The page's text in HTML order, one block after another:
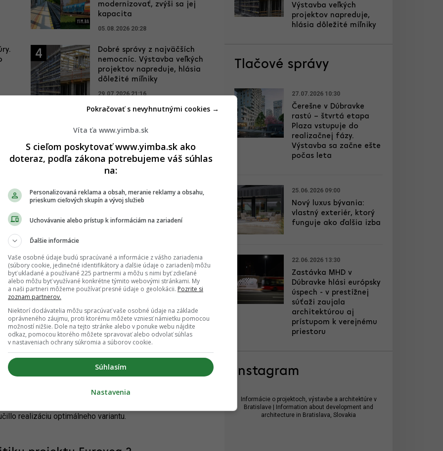
modernizovať, zvýši sa jej
kapacita
05.08.2026 20:28
4
Dobré správy z najväčších
nemocníc. Výstavba veľkých
projektov napreduje, hlásia
dôležité míľniky
29.07.2026 21:16
Nivy Tower presiahol polovicu
Stanice Nivy a súvisiacej výškovej budovy Nivy Tower,
mení nielen lokalitu Nív, ale aj panorámu celého mesta. Už
stanica, veža je už za polovicou konečnej výšky
šate
komplexu Twin City Tower a sprístupňujú sa
príjemného verejného priestranstva.
kontroverzných bratislavských projektov, Green Park, sa
stanovisko Ministerstva životného prostredia, ktoré
realizáciu optimálneho variantu.
Výstavba veľkých
projektov napreduje,
hlásia dôležité míľniky
Tlačové správy
27.07.2026 10:30
Čerešne v Dúbravke
rastú – štvrtá etapa
Plaza vstupuje do
realizačnej fázy.
Výstavba sa začne ešte
počas leta
25.06.2026 09:00
Nový luxus bývania:
vlastný exteriér, ktorý
funguje ako ďalšia izba
22.06.2026 13:30
Zastávka MHD v
Dúbravke hlási európsky
úspech - v prestížnej
súťaži zaujala
architektúrou aj
prístupom k verejnému
priestoru
Instagram
Informácie o projektoch, výstavbe a architektúre v
Bratislave | Information about development and
architecture in Bratislava, Slovakia
Víta ťa www.yimba.sk
S cieľom poskytovať www.yimba.sk ako
doteraz, podľa zákona potrebujeme váš súhlas
na:
Personalizovaná reklama a obsah, meranie reklamy a obsahu,
prieskum cieľových skupín a vývoj služieb
Uchovávanie alebo prístup k informáciám na zariadení
Ďalšie informácie
Vaše osobné údaje budú spracúvané a informácie z vášho zariadenia
(súbory cookie, jedinečné identifikátory a ďalšie údaje o zariadení) môžu
byť ukladané a používané 225 partnermi a môžu s nimi byť zdieľané
alebo môžu byť využívané konkrétne týmito webovými stránkami. My
a naši partneri môžeme používať presné údaje o geolokácii. Pozrite si
zoznam partnerov.
Niektorí dodávatelia môžu spracúvať vaše osobné údaje na základe
oprávneného záujmu, proti ktorému môžete vzniesť námietku pomocou
možností nižšie. Dole na tejto stránke alebo v ponuke webu nájdite
odkaz, pomocou ktorého môžete spravovať alebo odvolať súhlas
v nastaveniach ochrany súkromia a súborov cookie.
Súhlasím
Pokračovať s nevyhnutnými cookies →
Nastavenia